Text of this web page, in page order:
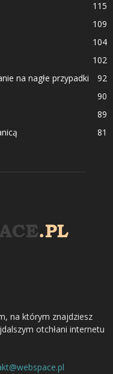
115
109
104
102
na nagłe przypadki
92
90
89
81
na którym znajdziesz
otchłani internetu